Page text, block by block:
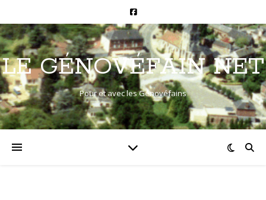
LE GÉNOVÉFAIN NET
Pour et avec les Génovéfains